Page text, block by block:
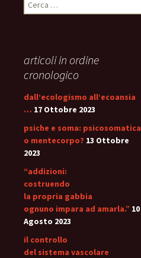
per:
articoli in ordine
cronologico
dall’ecologismo all’ecoansia
… 17 Ottobre 2023
psiche e soma: psicosomatica
o mentecorpo? 13 Ottobre
2023
“addizioni:
costruendo
la propria gabbia
ognuno impara ad amarla.” 10
Agosto 2023
il controllo
del sistema vascolare